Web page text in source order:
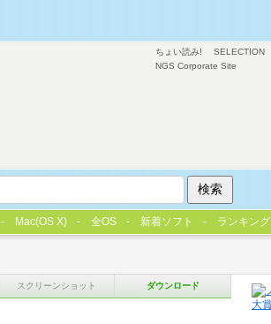
スクリーンショット ダウンロード
ちょい読み! SELECTION
NGS Corporate Site
Mac(OS X) 全OS 新着ソフト ランキング